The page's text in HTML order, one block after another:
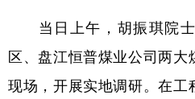
地方频道
当日上午，胡振琪院士
区、盘江恒普煤业公司两大
现场，开展实地调研。在